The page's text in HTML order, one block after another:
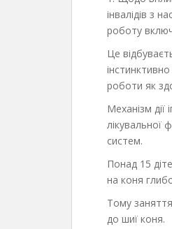
інвалідів з
роботу
Це
роботи як
Механізм
лікувальної
систем.
Понад 15
на коня
Тому
до шиї коня.